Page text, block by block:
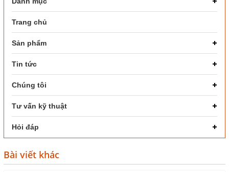
Trang chủ
Sản phẩm
Tin tức
Chúng tôi
Tư vấn kỹ thuật
Hỏi đáp
Bài viết khác